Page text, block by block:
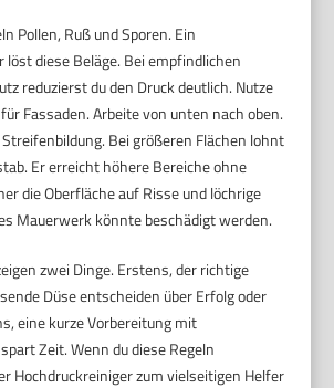
Pollen, Ruß und Sporen. Ein
löst diese Beläge. Bei empfindlichen
reduzierst du den Druck deutlich. Nutze
Fassaden. Arbeite von unten nach oben.
Bei größeren Flächen lohnt
Er erreicht höhere Bereiche ohne
die Oberfläche auf Risse und löchrige
Mauerwerk könnte beschädigt werden.
zwei Dinge. Erstens, der richtige
Düse entscheiden über Erfolg oder
eine kurze Vorbereitung mit
Zeit. Wenn du diese Regeln
Hochdruckreiniger zum vielseitigen Helfer